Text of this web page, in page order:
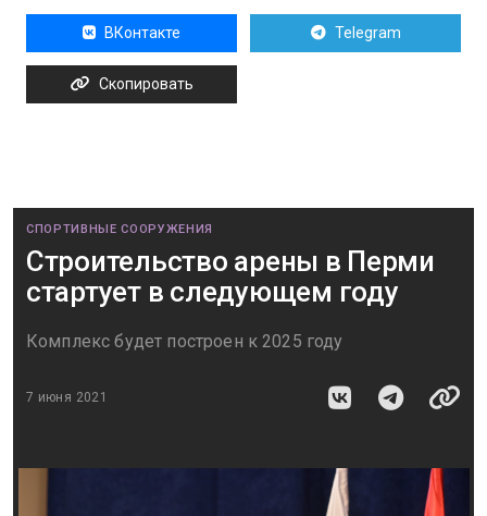
ВКонтакте Telegram
Скопировать
СПОРТИВНЫЕ СООРУЖЕНИЯ
Строительство арены в Перми
стартует в следующем году
Комплекс будет построен к 2025 году
7 июня 2021